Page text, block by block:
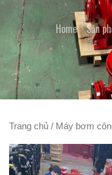
Home Sản
Trang chủ / Máy bơm